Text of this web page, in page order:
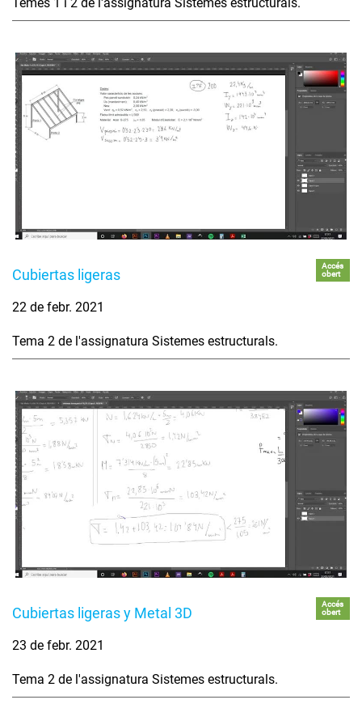
Temes 1 i 2 de l'assignatura Sistemes estructurals.
Cubiertas ligeras
Accés
obert
22 de febr. 2021
Tema 2 de l'assignatura Sistemes estructurals.
Cubiertas ligeras y Metal 3D
Accés
obert
23 de febr. 2021
Tema 2 de l'assignatura Sistemes estructurals.